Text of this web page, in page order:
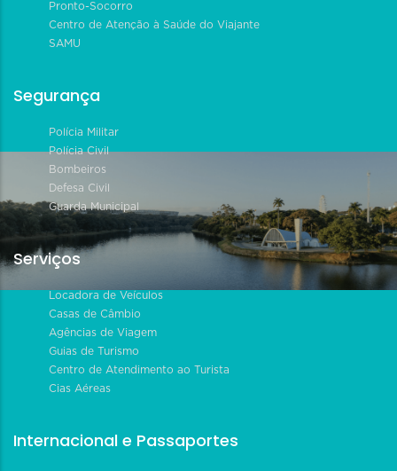
Pronto-Socorro
Centro de Atenção à Saúde do Viajante
SAMU
Segurança
Polícia Militar
Polícia Civil
Bombeiros
Defesa Civil
Guarda Municipal
Serviços
Locadora de Veículos
Casas de Câmbio
Agências de Viagem
Guias de Turismo
Centro de Atendimento ao Turista
Cias Aéreas
Internacional e Passaportes